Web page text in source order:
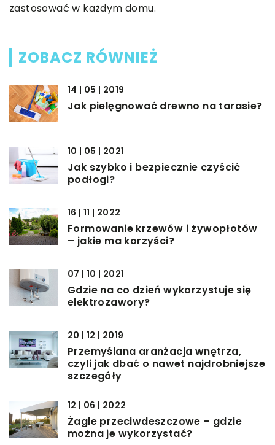
zastosować w każdym domu.
ZOBACZ RÓWNIEŻ
14 | 05 | 2019
Jak pielęgnować drewno na tarasie?
10 | 05 | 2021
Jak szybko i bezpiecznie czyścić
podłogi?
16 | 11 | 2022
Formowanie krzewów i żywopłotów
– jakie ma korzyści?
07 | 10 | 2021
Gdzie na co dzień wykorzystuje się
elektrozawory?
20 | 12 | 2019
Przemyślana aranżacja wnętrza,
czyli jak dbać o nawet najdrobniejsze
szczegóły
12 | 06 | 2022
Żagle przeciwdeszczowe – gdzie
można je wykorzystać?